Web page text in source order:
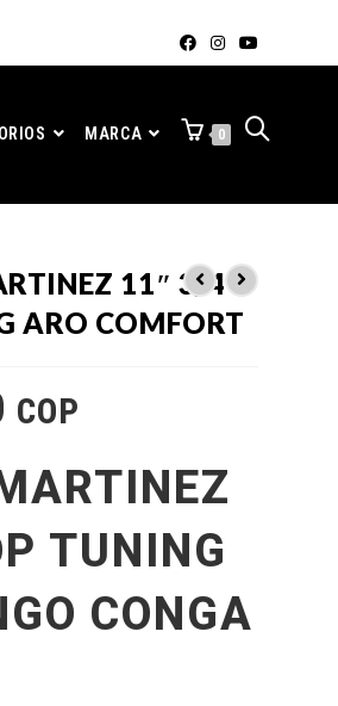
MARCA 0
11″ 3/4
ARO COMFORT
COP
TUNING
CONGA